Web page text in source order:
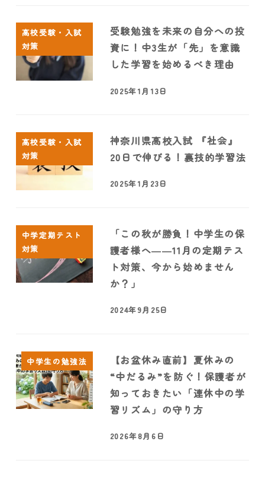
高校受験・入試
対策
受験勉強を未来の自分への投
資に！中3生が「先」を意識
した学習を始めるべき理由
2025年1月13日
高校受験・入試
対策
神奈川県高校入試 『社会』
20日で伸びる！裏技的学習法
2025年1月23日
中学定期テスト
対策
「この秋が勝負！中学生の保
護者様へ――11月の定期テス
ト対策、今から始めません
か？」
2024年9月25日
中学生の勉強法
【お盆休み直前】夏休みの
“中だるみ”を防ぐ！保護者が
知っておきたい「連休中の学
習リズム」の守り方
2026年8月6日